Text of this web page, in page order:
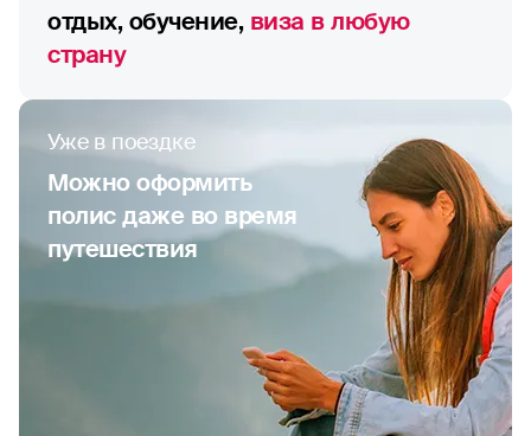
отдых, обучение,виза в любую
страну
Уже в поездке
Можно оформить
полис даже во время
путешествия